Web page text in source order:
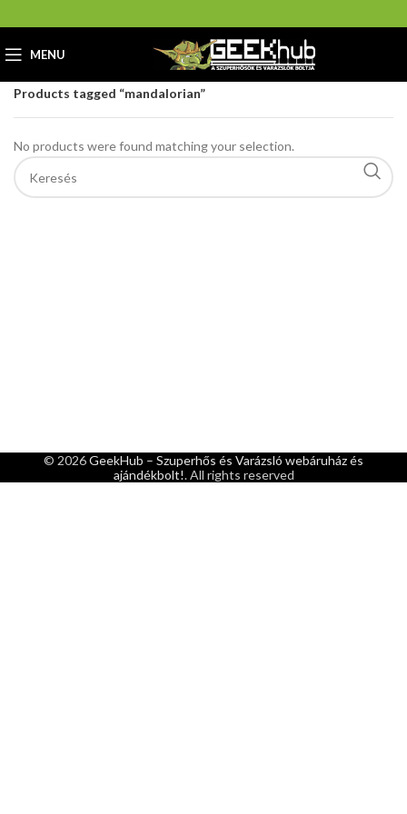
MENU
GeekHub Webáruház és Ajándékbolt
Products tagged “mandalorian”
No products were found matching your selection.
© 2026GeekHub – Szuperhős és Varázsló webáruház és
ajándékbolt!. All rights reserved